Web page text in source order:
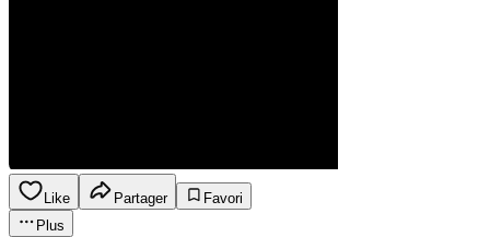
Like Partager
Favori
Plus